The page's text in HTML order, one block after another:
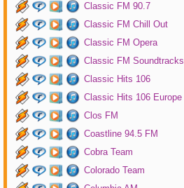
Classic FM 90.7
Classic FM Chill Out
Classic FM Opera
Classic FM Soundtracks
Classic Hits 106
Classic Hits 106 Europe
Clos FM
Coastline 94.5 FM
Cobra Team
Colorado Team